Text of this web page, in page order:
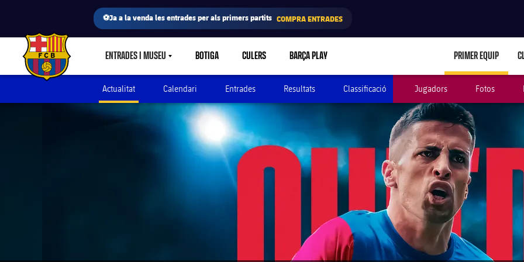
⚽Ja a la venda les entrades per als primers partits COMPRA ENTRADES
FC Barcelona club badge ENTRADES I MUSEULABEL.SHARE.CARETDOWN
BOTIGA CULERS BARÇA PLAY PRIMER EQUIP
Actualitat Calendari Entrades Resultats Classificació Jugadors Fotos